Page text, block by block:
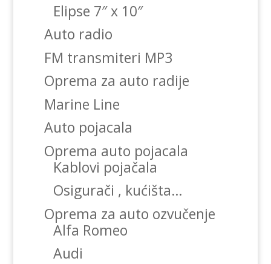
Elipse 7″ x 10″
Auto radio
FM transmiteri MP3
Oprema za auto radije
Marine Line
Auto pojacala
Oprema auto pojacala
Kablovi pojačala
Osigurači , kućišta…
Oprema za auto ozvučenje
Alfa Romeo
Audi